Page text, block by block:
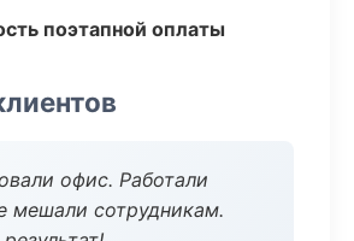
поэтапной оплаты
офис. Работали
мешали сотрудникам.